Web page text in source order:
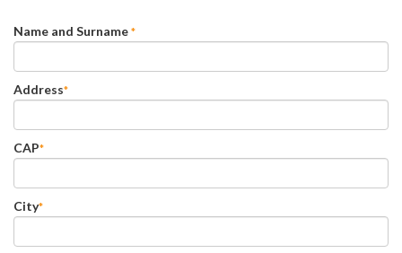
Name and Surname *
Address*
CAP*
City*